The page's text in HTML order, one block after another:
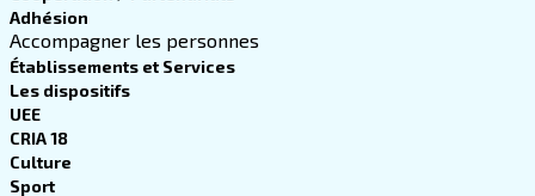
Adhésion
Accompagner les personnes
Établissements et Services
Les dispositifs
UEE
CRIA 18
Culture
Sport